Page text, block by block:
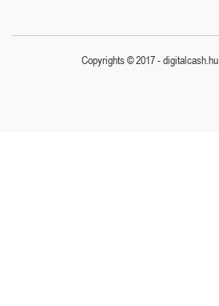
Copyrights © 2017 - digitalcash.hu